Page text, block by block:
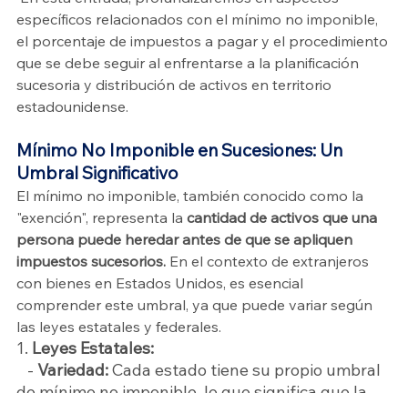
específicos relacionados con el mínimo no imponible,
el porcentaje de impuestos a pagar y el procedimiento
que se debe seguir al enfrentarse a la planificación
sucesoria y distribución de activos en territorio
estadounidense.
Mínimo No Imponible en Sucesiones: Un
Umbral Significativo
El mínimo no imponible, también conocido como la
"exención", representa la cantidad de activos que una
persona puede heredar antes de que se apliquen
impuestos sucesorios. En el contexto de extranjeros
con bienes en Estados Unidos, es esencial
comprender este umbral, ya que puede variar según
las leyes estatales y federales.
1. Leyes Estatales:
   -
Variedad: Cada estado tiene su propio umbral